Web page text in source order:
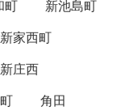
町
新池島町
新家西町
新庄西
角田